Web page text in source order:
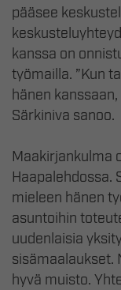
pääsee
kanssa on
työmailla. ”Kun
hänen
Särkiniva sanoo.
Maakirjankulma
Haapalehdossa.
mieleen hänen
asuntoihin
uudenlaisia
sisämaalaukset.
hyvä muisto.